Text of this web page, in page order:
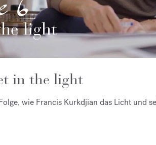
in the light
wie Francis Kurkdjian das Licht und